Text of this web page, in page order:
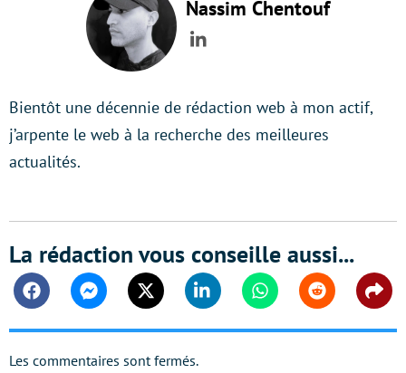
Nassim Chentouf
LinkedIn
Bientôt une décennie de rédaction web à mon actif,
j’arpente le web à la recherche des meilleures
actualités.
La rédaction vous conseille aussi...
FacebookMessengerTwitter Linkedin WhatsappReddit
Les commentaires sont fermés.